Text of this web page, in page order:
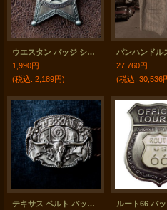
ウエスタン バッジ シェリフ・保安官バッジ ステートオブテキサス/STATE OF TEXAS
1,990円
(税込: 2,189円)
27,760円
(税込: 30,536
テキサス ベルト バックル/Buckle Texas Steerhead THE STATE OF TEXAS ルート66 バ